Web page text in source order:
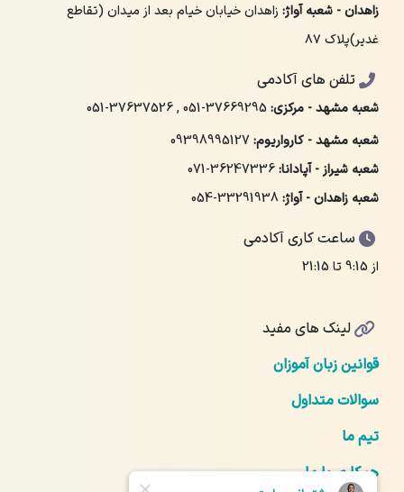
زاهدان - شعبه آواژ: زاهدان خیابان خیام بعد از میدان (تقاطع
غدیر)پلاک ۸۷
تلفن های آکادمی
شعبه مشهد - مرکزی: 051-37669295
,
051-37637526
شعبه مشهد - کارواریوم:09398995127
شعبه شیراز - آپادانا:071-36247336
شعبه زاهدان - آواژ:054-33291938
ساعت کاری آکادمی
از 9:15 تا 21:15
لینک های مفید
قوانین زبان آموزان
سوالات متداول
تیم ما
همکاری با ما